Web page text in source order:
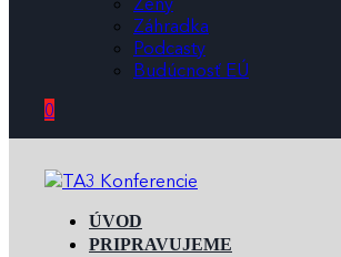
Záhradka
Podcasty
Budúcnosť EÚ
0
ÚVOD
PRIPRAVUJEME